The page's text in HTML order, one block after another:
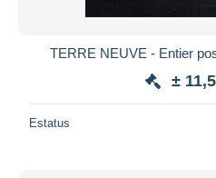
TERRE NEUVE - Entier
±
Estatus